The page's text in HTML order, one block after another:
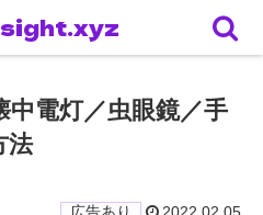
電灯／虫眼鏡／手
法